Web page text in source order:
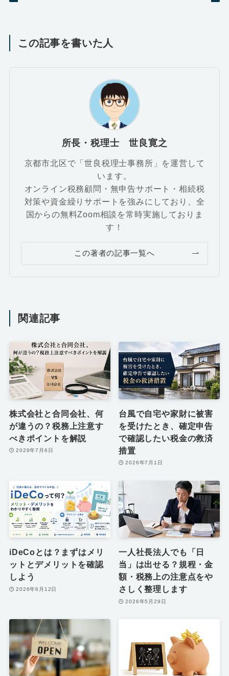
この記事を書いた人
所長・税理士 世良寛之
京都市北区で「世良税理士事務所」を運営して
います。
オンライン税務顧問・無申告サポート・相続税
対策や資金繰りサポートを強みにしており、全
国からの無料Zoom相談を常時実施しておりま
す！
この著者の記事一覧へ
関連記事
株式会社と合同会社、何
が違うの？税務上注意す
べきポイントを解説
2026年7月6日
台風で自宅や家財に被害
を受けたとき、確定申告
で確認したい税金の救済
措置
2026年7月1日
iDeCoとは？まずはメリ
ットとデメリットを確認
しよう
2026年6月12日
一人社長法人でも「日
当」は出せる？規程・金
額・税務上の注意点をや
さしく整理します
2026年5月29日